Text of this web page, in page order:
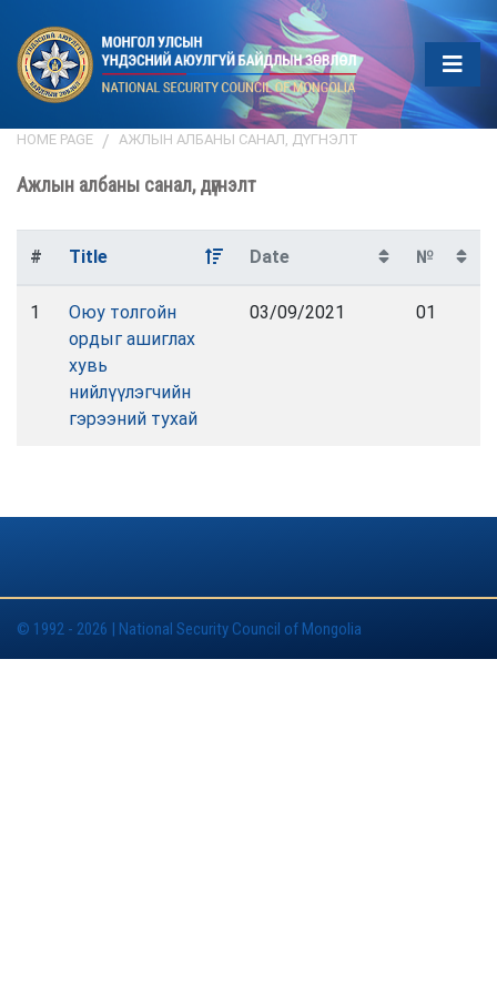
HOME PAGE АЖЛЫН АЛБАНЫ САНАЛ, ДҮГНЭЛТ
Ажлын албаны санал, дүгнэлт
# Title Date №
1
Оюу толгойн
ордыг ашиглах
хувь
нийлүүлэгчийн
гэрээний тухай
03/09/2021 01
© 1992 - 2026 | National Security Council of Mongolia